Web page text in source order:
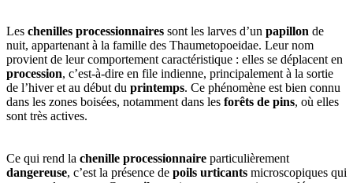
Les chenilles processionnaires sont les larves d’un papillon de
nuit, appartenant à la famille des Thaumetopoeidae. Leur nom
provient de leur comportement caractéristique : elles se déplacent en
procession, c’est-à-dire en file indienne, principalement à la sortie
de l’hiver et au début du printemps. Ce phénomène est bien connu
dans les zones boisées, notamment dans les forêts de pins, où elles
sont très actives.
Ce qui rend la chenille processionnaire particulièrement
dangereuse, c’est la présence de poils urticants microscopiques qui